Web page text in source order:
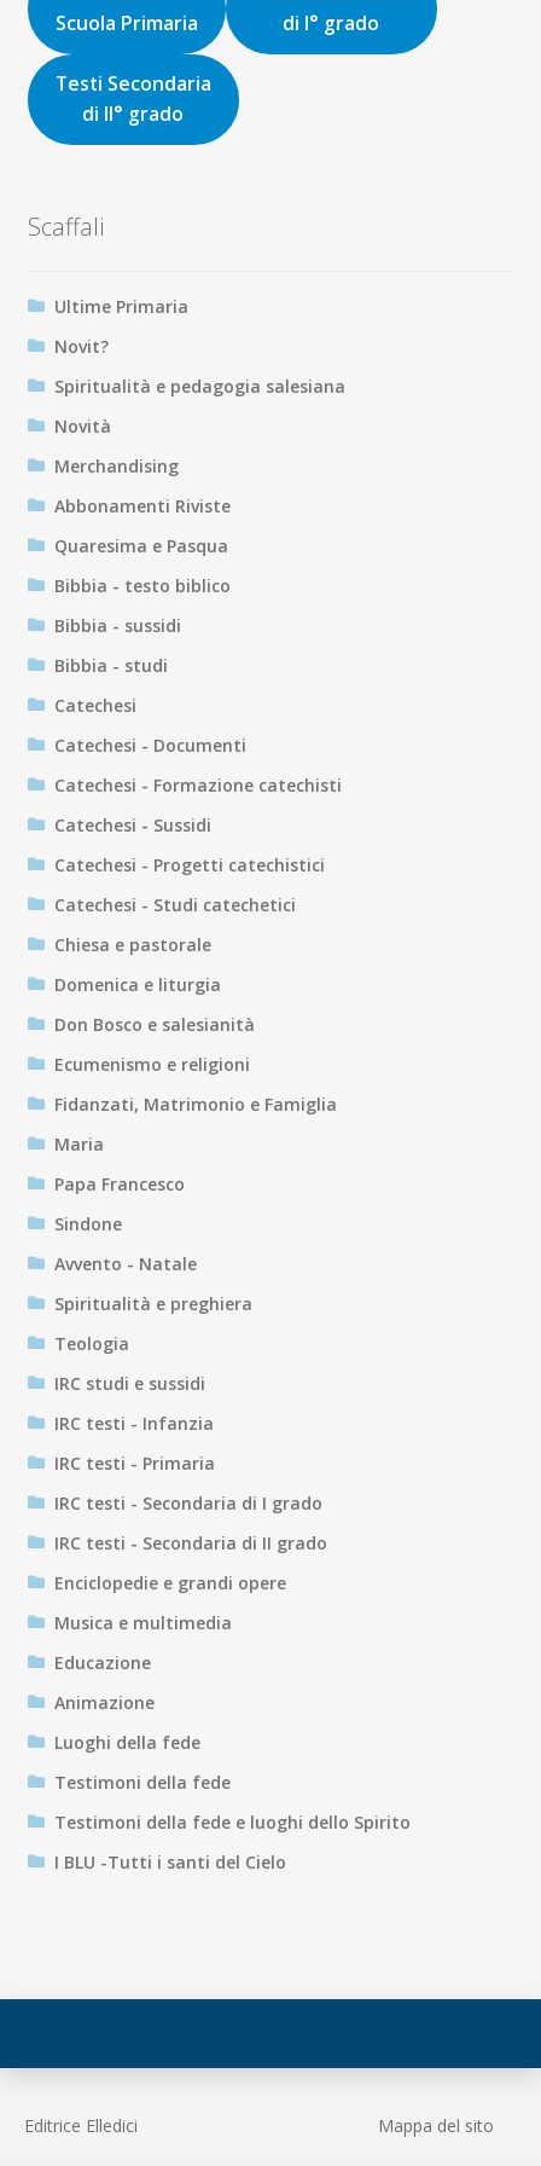
Scuola Primaria
di I° grado
Testi Secondaria
di II° grado
Scaffali
Ultime Primaria
Novit?
Spiritualità e pedagogia salesiana
Novità
Merchandising
Abbonamenti Riviste
Quaresima e Pasqua
Bibbia - testo biblico
Bibbia - sussidi
Bibbia - studi
Catechesi
Catechesi - Documenti
Catechesi - Formazione catechisti
Catechesi - Sussidi
Catechesi - Progetti catechistici
Catechesi - Studi catechetici
Chiesa e pastorale
Domenica e liturgia
Don Bosco e salesianità
Ecumenismo e religioni
Fidanzati, Matrimonio e Famiglia
Maria
Papa Francesco
Sindone
Avvento - Natale
Spiritualità e preghiera
Teologia
IRC studi e sussidi
IRC testi - Infanzia
IRC testi - Primaria
IRC testi - Secondaria di I grado
IRC testi - Secondaria di II grado
Enciclopedie e grandi opere
Musica e multimedia
Educazione
Animazione
Luoghi della fede
Testimoni della fede
Testimoni della fede e luoghi dello Spirito
I BLU -Tutti i santi del Cielo
Editrice Elledici Mappa del sito